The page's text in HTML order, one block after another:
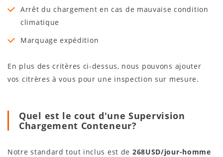
Arrêt du chargement en cas de mauvaise condition
climatique
Marquage expédition
En plus des critères ci-dessus, nous pouvons ajouter
vos citrères à vous pour une inspection sur mesure.
Quel est le cout d'une Supervision
Chargement Conteneur?
Notre standard tout inclus est de 268USD/jour-homme